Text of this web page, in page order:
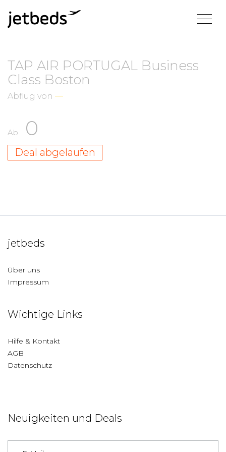
TAP AIR PORTUGAL Business
Class Boston
Abflug von —
Ab 0
Deal abgelaufen
jetbeds
Über uns
Impressum
Wichtige Links
Hilfe & Kontakt
AGB
Datenschutz
Neuigkeiten und Deals